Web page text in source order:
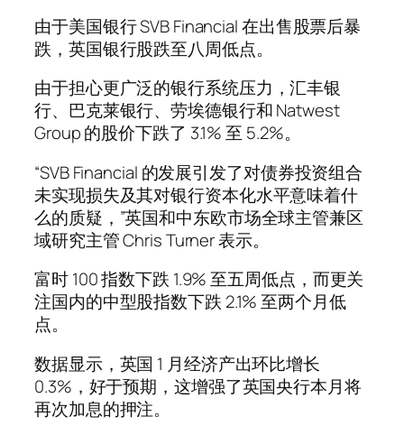
由于美国银行 SVB Financial 在出售股票后暴
跌，英国银行股跌至八周低点。
由于担心更广泛的银行系统压力，汇丰银
行、巴克莱银行、劳埃德银行和 Natwest
Group 的股价下跌了 3.1% 至 5.2%。
“SVB Financial 的发展引发了对债券投资组合
未实现损失及其对银行资本化水平意味着什
么的质疑，”英国和中东欧市场全球主管兼区
域研究主管 Chris Turner 表示。
富时 100 指数下跌 1.9% 至五周低点，而更关
注国内的中型股指数下跌 2.1% 至两个月低
点。
数据显示，英国 1 月经济产出环比增长
0.3%，好于预期，这增强了英国央行本月将
再次加息的押注。